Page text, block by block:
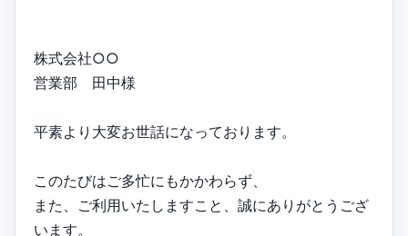
株式会社○○
営業部 田中様
平素より大変お世話になっております。
このたびはご多忙にもかかわらず、
また、ご利用いたしますこと、誠にありがとうござ
います。